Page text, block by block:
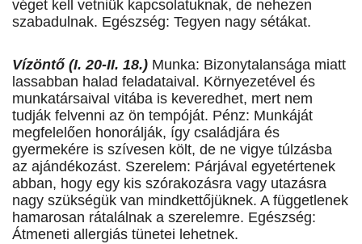
véget kell vetniük kapcsolatuknak, de nehezen
szabadulnak. Egészség: Tegyen nagy sétákat.
Vízöntő (I. 20-II. 18.) Munka: Bizonytalansága miatt
lassabban halad feladataival. Környezetével és
munkatársaival vitába is keveredhet, mert nem
tudják felvenni az ön tempóját. Pénz: Munkáját
megfelelően honorálják, így családjára és
gyermekére is szívesen költ, de ne vigye túlzásba
az ajándékozást. Szerelem: Párjával egyetértenek
abban, hogy egy kis szórakozásra vagy utazásra
nagy szükségük van mindkettőjüknek. A függetlenek
hamarosan rátalálnak a szerelemre. Egészség:
Átmeneti allergiás tünetei lehetnek.